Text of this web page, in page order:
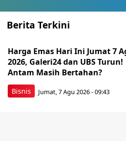
Berita Terkini
Bisnis
Harga Emas Hari Ini Jumat 7
2026, Galeri24 dan UBS Turun!
Antam Masih Bertahan?
Jumat, 7 Agu 2026 - 09:43